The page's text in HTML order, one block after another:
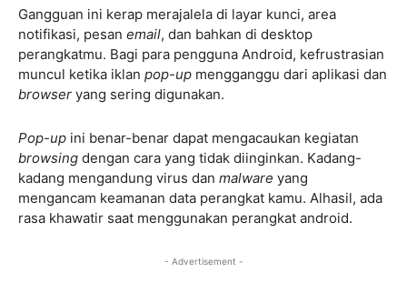
Gangguan ini kerap merajalela di layar kunci, area
notifikasi, pesan email, dan bahkan di desktop
perangkatmu. Bagi para pengguna Android, kefrustrasian
muncul ketika iklan pop-up mengganggu dari aplikasi dan
browser yang sering digunakan.
Pop-up ini benar-benar dapat mengacaukan kegiatan
browsing dengan cara yang tidak diinginkan. Kadang-
kadang mengandung virus dan malware yang
mengancam keamanan data perangkat kamu. Alhasil, ada
rasa khawatir saat menggunakan perangkat android.
- Advertisement -